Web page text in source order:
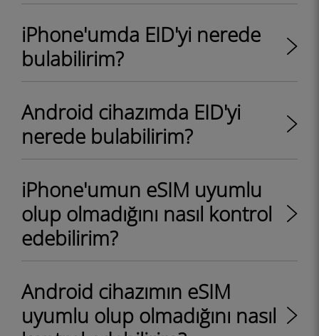
iPhone'umda EID'yi nerede
bulabilirim?
Android cihazımda EID'yi
nerede bulabilirim?
iPhone'umun eSIM uyumlu
olup olmadığını nasıl kontrol
edebilirim?
Android cihazımın eSIM
uyumlu olup olmadığını nasıl